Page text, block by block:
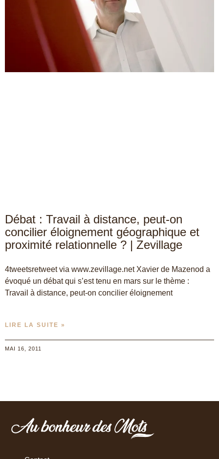
Débat : Travail à distance, peut-on
concilier éloignement géographique et
proximité relationnelle ? | Zevillage
4tweetsretweet via www.zevillage.net Xavier de Mazenod a
évoqué un débat qui s’est tenu en mars sur le thème :
Travail à distance, peut-on concilier éloignement
LIRE LA SUITE »
MAI 16, 2011